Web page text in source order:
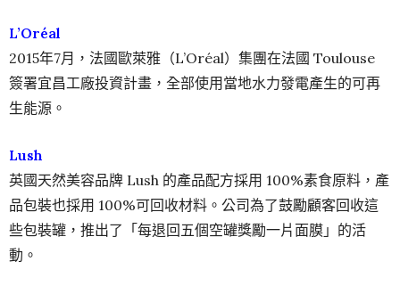
L’Oréal
2015年7月，法國歐萊雅（L’Oréal）集團在法國 Toulouse
簽署宜昌工廠投資計畫，全部使用當地水力發電產生的可再
生能源。
Lush
英國天然美容品牌 Lush 的產品配方採用 100%素食原料，產
品包裝也採用 100%可回收材料。公司為了鼓勵顧客回收這
些包裝罐，推出了「每退回五個空罐獎勵一片面膜」的活
動。